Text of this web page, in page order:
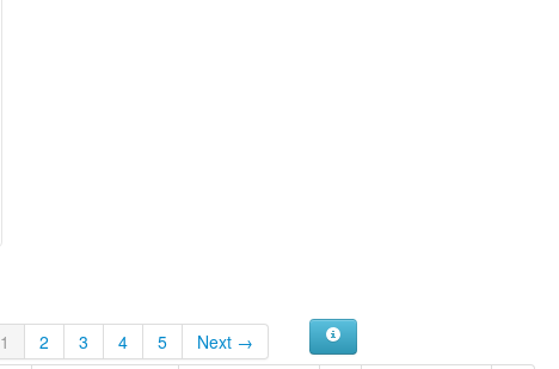
1 2 3 4 5
Next →